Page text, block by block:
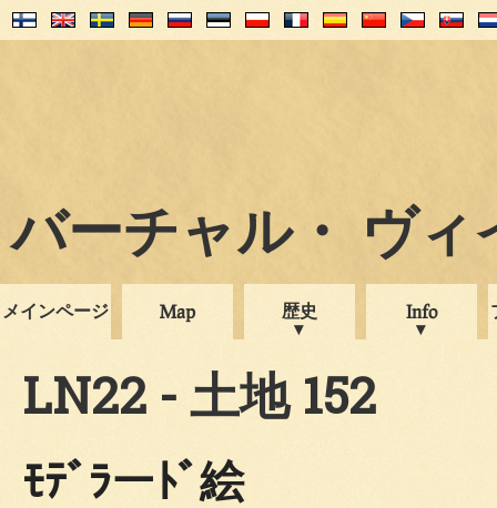
バーチャル・ ヴィ
メインページ Map 歴史 Info
LN22 - 土地 152
ﾓﾃﾞﾗーﾄﾞ絵